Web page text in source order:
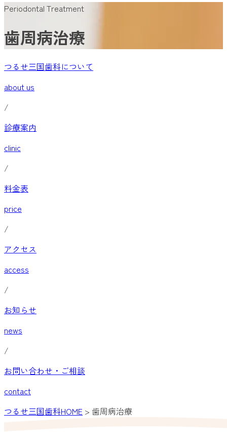
Periodontal Treatment
歯周病治療
つるせ三国歯科について
about us
/
診療案内
clinic
/
料金表
price
/
アクセス
access
/
お知らせ
news
/
お問い合わせ・ご相談
contact
つるせ三国歯科HOME > 歯周病治療